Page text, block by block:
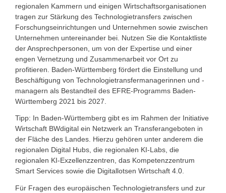
regionalen Kammern und einigen Wirtschaftsorganisationen
tragen zur Stärkung des Technologietransfers zwischen
Forschungseinrichtungen und Unternehmen sowie zwischen
Unternehmen untereinander bei. Nutzen Sie die Kontaktliste
der Ansprechpersonen, um von der Expertise und einer
engen Vernetzung und Zusammenarbeit vor Ort zu
profitieren. Baden-Württemberg fördert die Einstellung und
Beschäftigung von Technologietransfermanagerinnen und -
managern als Bestandteil des EFRE-Programms Baden-
Württemberg 2021 bis 2027.
Tipp: In Baden-Württemberg gibt es im Rahmen der Initiative
Wirtschaft BWdigital ein Netzwerk an Transferangeboten in
der Fläche des Landes. Hierzu gehören unter anderem die
regionalen Digital Hubs, die regionalen KI-Labs, die
regionalen KI-Exzellenzzentren, das Kompetenzzentrum
Smart Services sowie die Digitallotsen Wirtschaft 4.0.
Für Fragen des europäischen Technologietransfers und zur